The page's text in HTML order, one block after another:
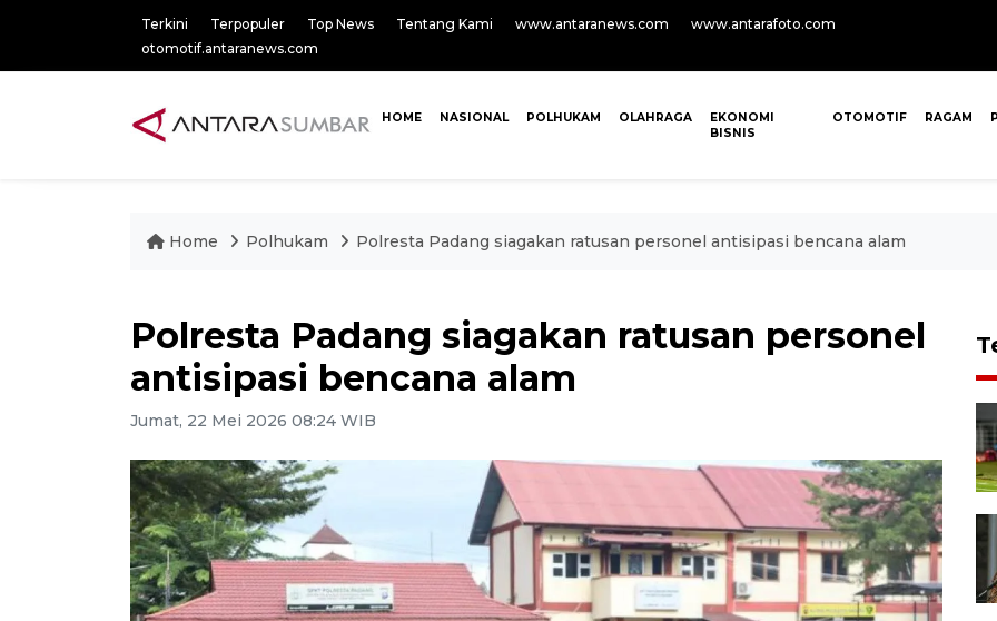
Terkini Terpopuler Top News Tentang Kami www.antaranews.com
www.antarafoto.com
otomotif.antaranews.com
HOME NASIONAL POLHUKAM OLAHRAGA
EKONOMI
BISNIS
OTOMOTIF RAGAM
Home Polhukam Polresta Padang siagakan ratusan personel antisipasi bencana alam
Polresta Padang siagakan ratusan personel
antisipasi bencana alam
Jumat, 22 Mei 2026 08:24 WIB